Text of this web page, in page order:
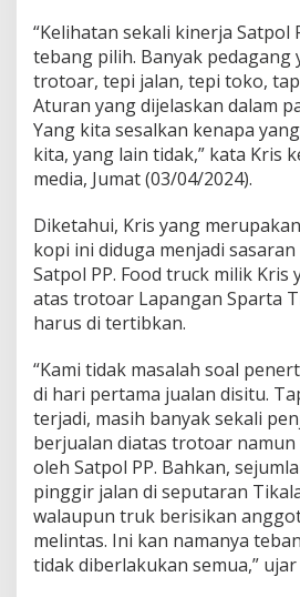
u
g
a
T
e
b
a
n
g
i
l
i
h
“Kelihatan sekali kinerja Satpol
tebang pilih. Banyak pedagang
trotoar, tepi jalan, tepi toko,
Aturan yang dijelaskan dalam
Yang kita sesalkan kenapa
kita, yang lain tidak,” kata Kris
media, Jumat (03/04/2024).
Diketahui, Kris yang
kopi ini diduga menjadi
Satpol PP. Food truck milik Kris
atas trotoar Lapangan Sparta
harus di tertibkan.
“Kami tidak masalah soal
di hari pertama jualan disitu.
terjadi, masih banyak sekali
berjualan diatas trotoar
oleh Satpol PP. Bahkan,
pinggir jalan di seputaran
walaupun truk berisikan
melintas. Ini kan namanya
tidak diberlakukan semua,” ujar